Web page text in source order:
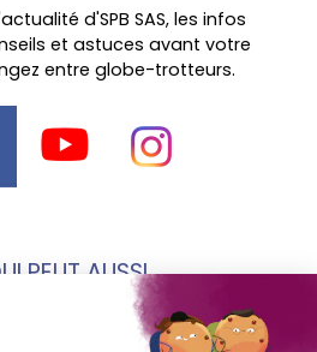
d'SPB SAS, les infos
et astuces avant votre
entre globe-trotteurs.
PEUT AUSSI
INTÉRESSER